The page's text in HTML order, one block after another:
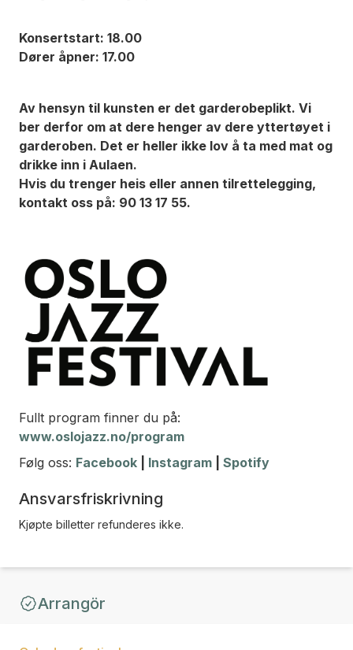
Konsertstart: 18.00
Dører åpner: 17.00
Av hensyn til kunsten er det garderobeplikt. Vi
ber derfor om at dere henger av dere yttertøyet i
garderoben. Det er heller ikke lov å ta med mat og
drikke inn i Aulaen.
Hvis du trenger heis eller annen tilrettelegging,
kontakt oss på: 90 13 17 55.
Fullt program finner du på:
www.oslojazz.no/program
Følg oss: Facebook Instagram Spotify
Ansvarsfriskrivning
Kjøpte billetter refunderes ikke.
Arrangör